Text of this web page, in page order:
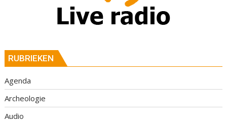
RUBRIEKEN
Agenda
Archeologie
Audio